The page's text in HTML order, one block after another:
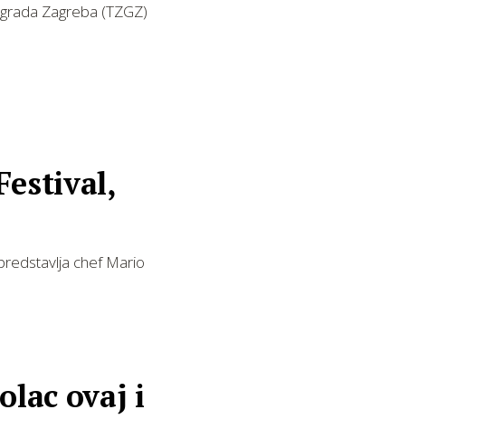
Zagreba (TZGZ)
chef Mario